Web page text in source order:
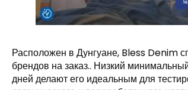
Расположен в Дунгуане, Bless Denim
брендов на заказ.. Низкий
дней делают его идеальным для